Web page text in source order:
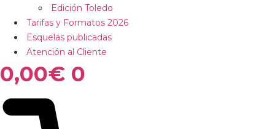
Edición Toledo
Tarifas y Formatos 2026
Esquelas publicadas
Atención al Cliente
0,00€ 0